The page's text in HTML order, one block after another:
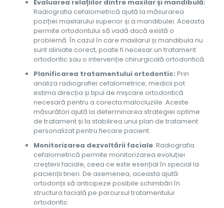
Evaluarea relațiilor dintre maxilar și mandibulă:
Radiografia cefalometrică ajută la măsurarea
poziției maxilarului superior și a mandibulei. Aceasta
permite ortodontului să vadă dacă există o
problemă. În cazul în care maxilarul și mandibula nu
sunt aliniate corect, poate fi necesar un tratament
ortodontic sau o intervenție chirurgicală ortodontică.
Planificarea tratamentului ortodontic: Prin
analiza radiografiei cefalometrice, medicii pot
estima direcția și tipul de mișcare ortodontică
necesară pentru a corecta malocluziile. Aceste
măsurători ajută la determinarea strategiei optime
de tratament și la stabilirea unui plan de tratament
personalizat pentru fiecare pacient.
Monitorizarea dezvoltării faciale: Radiografia
cefalometrică permite monitorizarea evoluției
creșterii faciale, ceea ce este esențial în special la
pacienții tineri. De asemenea, aceasta ajută
ortodonții să anticipeze posibile schimbări în
structura facială pe parcursul tratamentului
ortodontic.